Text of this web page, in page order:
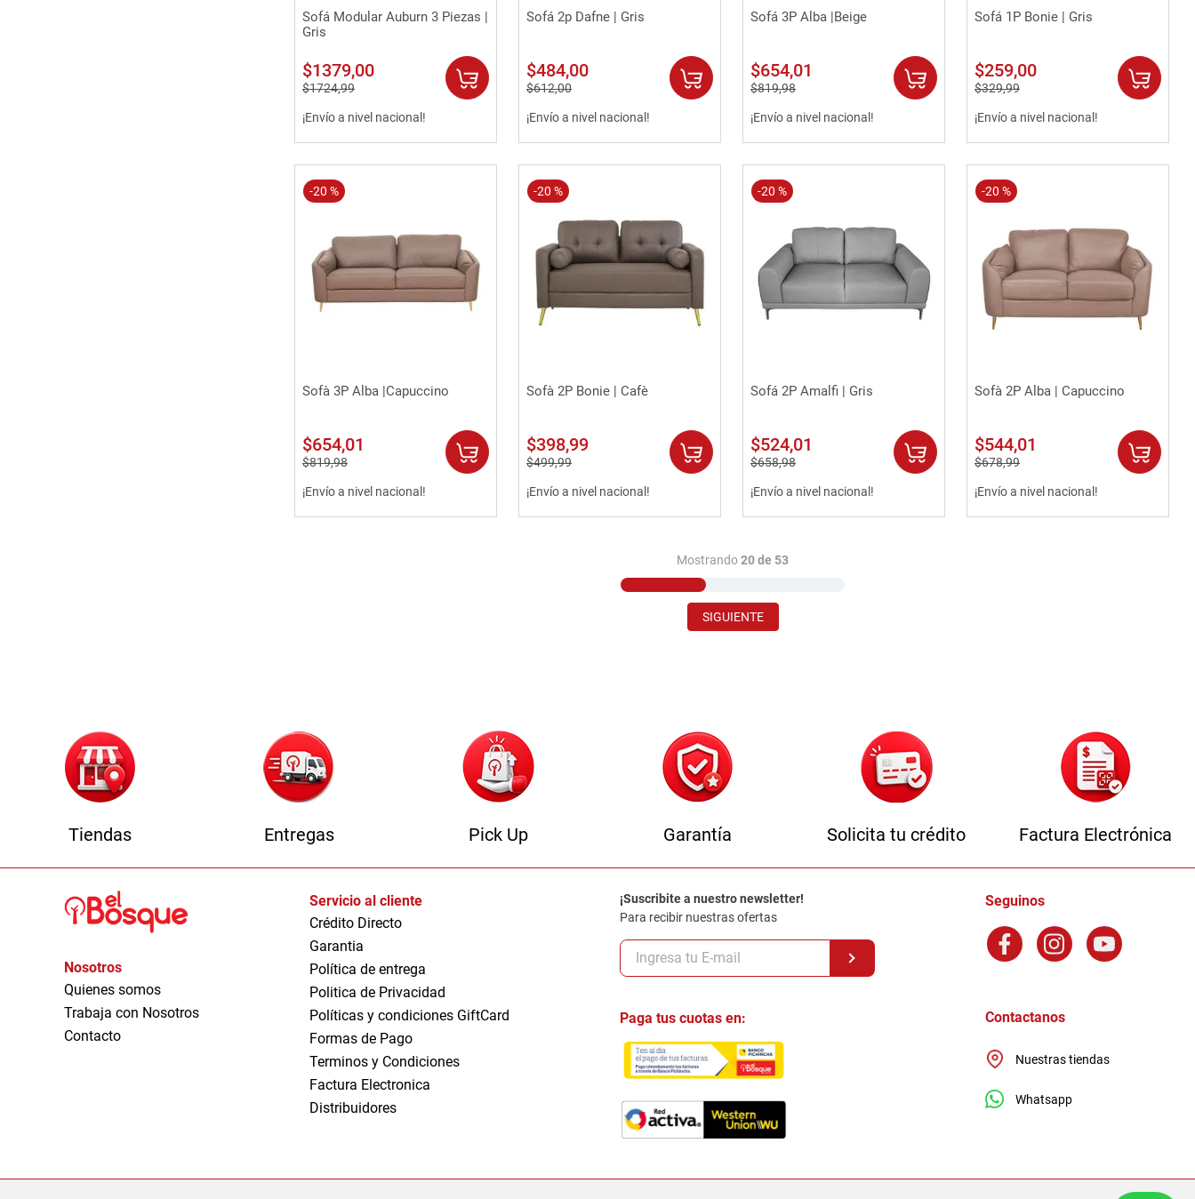
Vista rápida
Sofá Modular Auburn 3 Piezas |
Gris
$1379,00
$1724,99
¡Envío a nivel nacional!
Vista rápida
Sofá 2p Dafne | Gris
$484,00
$612,00
¡Envío a nivel nacional!
Vista rápida
Sofá 3P Alba |Beige
$654,01
$819,98
¡Envío a nivel nacional!
Vista rápida
Sofá 1P Bonie | Gris
$259,00
$329,99
¡Envío a nivel nacional!
-20 %
Vista rápida
Sofà 3P Alba |Capuccino
$654,01
$819,98
¡Envío a nivel nacional!
-20 %
Vista rápida
Sofà 2P Bonie | Cafè
$398,99
$499,99
¡Envío a nivel nacional!
-20 %
Vista rápida
Sofá 2P Amalfi | Gris
$524,01
$658,98
¡Envío a nivel nacional!
-20 %
Vista rápida
Sofà 2P Alba | Capuccino
$544,01
$678,99
¡Envío a nivel nacional!
Mostrando20 de 53
Tiendas Entregas Pick Up Garantía Solicita tu crédito Factura Electrónica
Nosotros
Quienes somos
Trabaja con Nosotros
Contacto
Servicio al cliente
Crédito Directo
Garantia
Política de entrega
Politica de Privacidad
Políticas y condiciones GiftCard
Formas de Pago
Terminos y Condiciones
Factura Electronica
Distribuidores
¡Suscribite a nuestro newsletter!
Para recibir nuestras ofertas
Paga tus cuotas en:
Seguinos
Contactanos
Nuestras tiendas
Whatsapp